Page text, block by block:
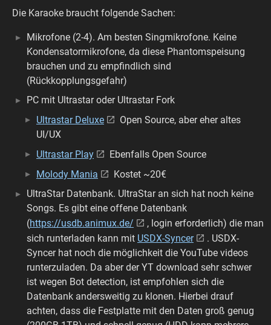
Die Karaoke braucht folgende Sachen:
Mikrofone (2-4). Am besten Singmikrofone. Keine
Kondensatormikrofone, da diese Phantomspeisung
brauchen und zu empfindlich sind
(Rückkopplungsgefahr)
PC mit Ultrastar oder Ultrastar Fork
Ultrastar Deluxe
Open Source, aber eher altes
UI/UX
Ultrastar Play
Ebenfalls Open Source
Molody Mania
Kostet ~20€
UltraStar Datenbank. UltraStar an sich hat noch keine
Songs. Es gibt eine offene Datenbank
(https://usdb.animux.de/
, login erforderlich) die man
sich runterladen kann mit USDX-Syncer
. USDX-
Syncer hat noch die möglichkeit die YouTube videos
runterzuladen. Da aber der YT download sehr schwer
ist wegen Bot detection, ist empfohlen sich die
Datenbank andersweitig zu klonen. Hierbei drauf
achten, dass die Festplatte mit den Daten groß genug